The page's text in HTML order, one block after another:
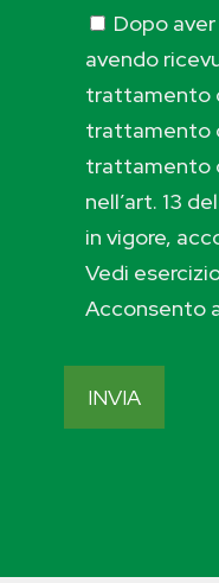
Dopo
avendo
trattamento
trattamento
trattamento
nell’art. 13
in vigore,
Vedi
Acconsento